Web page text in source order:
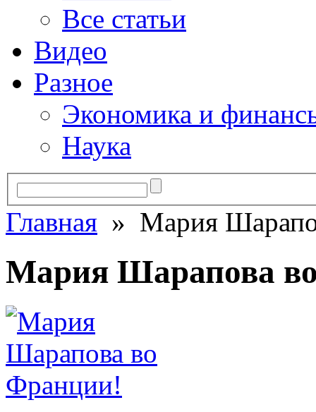
Все статьи
Видео
Разное
Экономика и
Наука
Главная » Мария
Мария Шарапова